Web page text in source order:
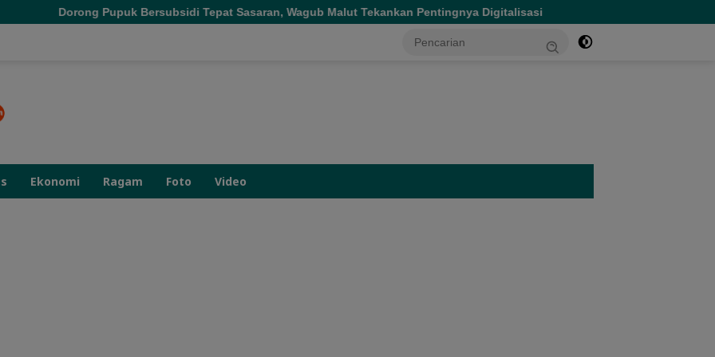
Bersubsidi Tepat Sasaran, Wagub Malut Tekankan Pentingnya Digitalisasi Hasby Yusuf Salurkan Ratusan Paket
Ekonomi Ragam Foto Video